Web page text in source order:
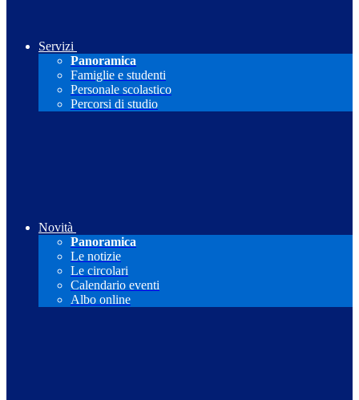
Servizi
Panoramica
Famiglie e studenti
Personale scolastico
Percorsi di studio
Novità
Panoramica
Le notizie
Le circolari
Calendario eventi
Albo online